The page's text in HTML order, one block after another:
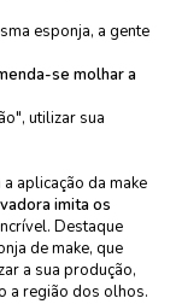
esponja, a gente
se molhar a
utilizar sua
aplicação da make
imita os
Destaque
de make, que
a sua produção,
a região dos olhos.